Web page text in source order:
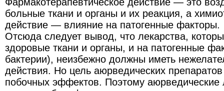
больные ткани и органы и их реакция, а
действие — влияние на патогенные факторы.
Отсюда следует вывод, что лекарства,
здоровые ткани и органы, и на патогенные
бактерии), неизбежно должны иметь
действия. Но цель аюрведических
побочных эффектов. Поэтому аюрведические